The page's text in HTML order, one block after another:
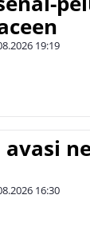
19:19
16:30